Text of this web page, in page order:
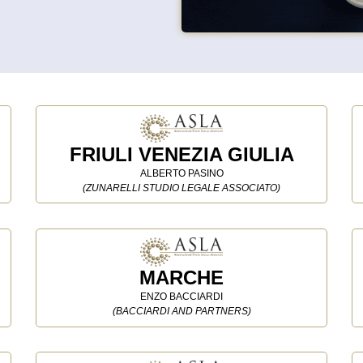
FRIULI VENEZIA GIULIA
ALBERTO PASINO
(ZUNARELLI STUDIO LEGALE ASSOCIATO)
MARCHE
ENZO BACCIARDI
(BACCIARDI AND PARTNERS)